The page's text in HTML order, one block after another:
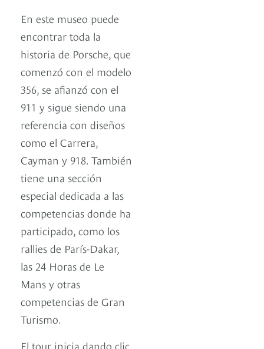
En este museo puede
encontrar toda la
historia de Porsche, que
comenzó con el modelo
356, se afianzó con el
911 y sigue siendo una
referencia con diseños
como el Carrera,
Cayman y 918. También
tiene una sección
especial dedicada a las
competencias donde ha
participado, como los
rallies de París-Dakar,
las 24 Horas de Le
Mans y otras
competencias de Gran
Turismo.
El tour inicia dando clic